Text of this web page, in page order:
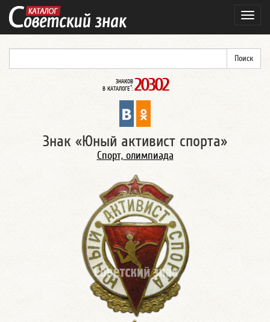
ЗНАКОВ
В КАТАЛОГЕ*: 20302
Знак «Юный активист спорта»
Спорт, олимпиада